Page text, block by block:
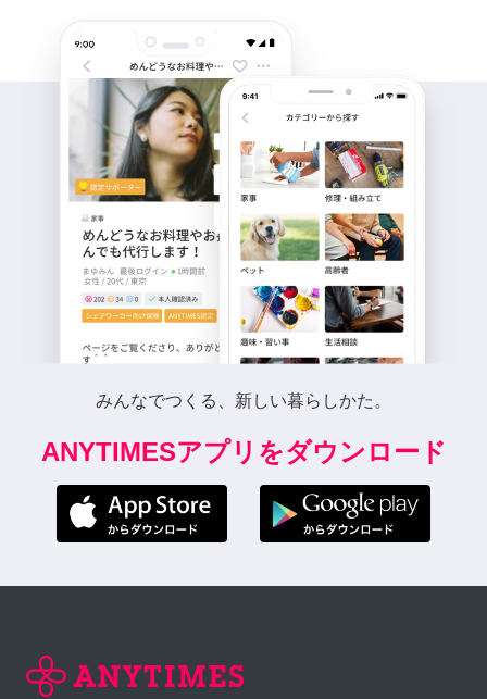
みんなでつくる、新しい暮らしかた。
ANYTIMESアプリをダウンロード